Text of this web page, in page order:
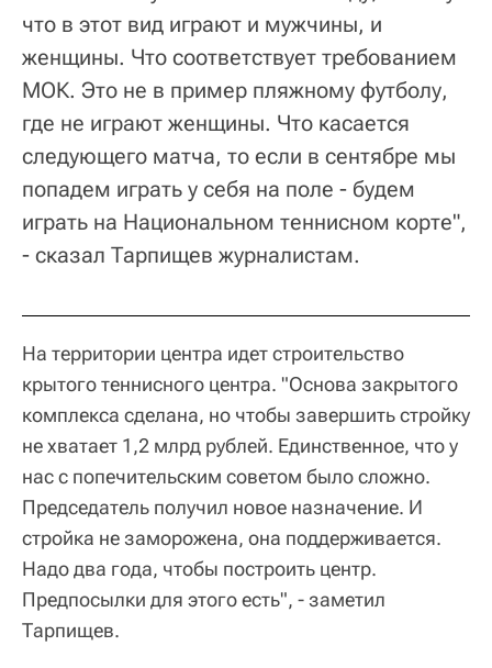
что в этот вид играют и мужчины, и
женщины. Что соответствует требованием
МОК. Это не в пример пляжному футболу,
где не играют женщины. Что касается
следующего матча, то если в сентябре мы
попадем играть у себя на поле - будем
играть на Национальном теннисном корте",
- сказал Тарпищев журналистам.
На территории центра идет строительство
крытого теннисного центра. "Основа закрытого
комплекса сделана, но чтобы завершить стройку
не хватает 1,2 млрд рублей. Единственное, что у
нас с попечительским советом было сложно.
Председатель получил новое назначение. И
стройка не заморожена, она поддерживается.
Надо два года, чтобы построить центр.
Предпосылки для этого есть", - заметил
Тарпищев.